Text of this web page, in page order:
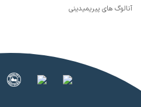
آنالوگ های پیریمیدینی